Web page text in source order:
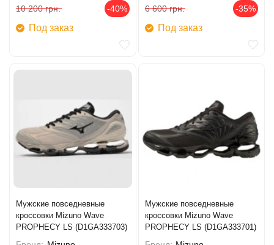
10 200 грн. -40%
Под заказ
6 600 грн. -35%
Под заказ
Мужские повседневные
кроссовки Mizuno Wave
PROPHECY LS (D1GA333703)
Мужские повседневные
кроссовки Mizuno Wave
PROPHECY LS (D1GA333701)